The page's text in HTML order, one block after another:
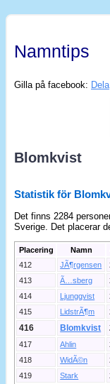
Namntips
Gilla på facebook: Dela
Blomkvist
Statistik för
Det finns 2284
Sverige. Det placerar
Placering Namn
412
JÃ¶rgensen
413
Ã…sberg
414
Ljungqvist
415
LidstrÃ¶m
416 Blomkvist
417 Ahlin
418
WidÃ©n
419
Stark